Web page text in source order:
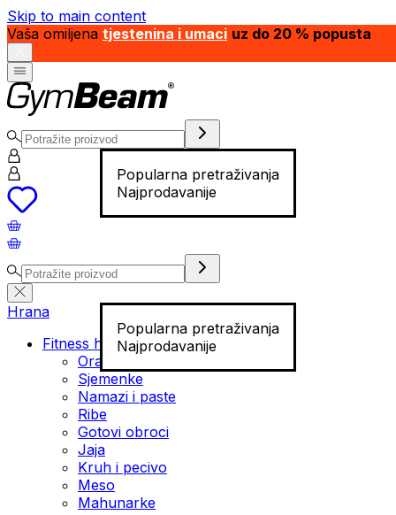
Skip to main content
Vaša omiljena tjestenina i umaci uz do 20 % popusta
Popularna pretraživanja
Najprodavanije
Popularna pretraživanja
Najprodavanije
Hrana
Fitness hrana
Orašasti plodovi
Sjemenke
Namazi i paste
Ribe
Gotovi obroci
Jaja
Kruh i pecivo
Meso
Mahunarke